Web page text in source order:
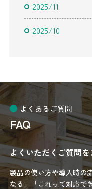
2025/11
2025/10
よくあるご質問
FAQ
よくいただくご質問
製品の使い方や導入時の
なる」「これって対応で